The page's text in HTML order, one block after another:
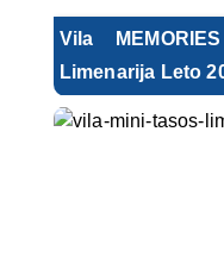
Vila
Limenarija Leto